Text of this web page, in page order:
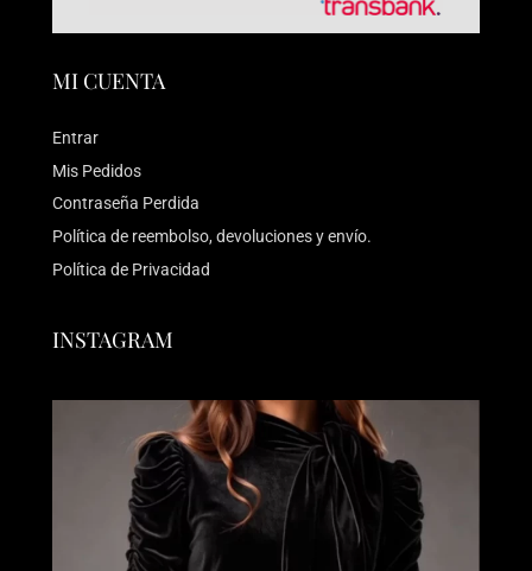
MI CUENTA
Entrar
Mis Pedidos
Contraseña Perdida
Política de reembolso, devoluciones y envío.
Política de Privacidad
INSTAGRAM